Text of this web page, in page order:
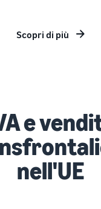
Scopri di più
e
nell'UE